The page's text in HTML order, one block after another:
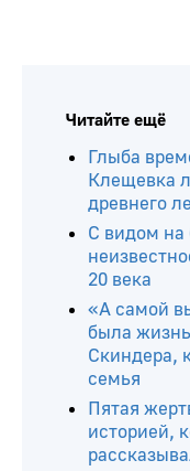
Читайте ещё
Глыба
Клещевка
древнего
С видом на
20 века
«А самой
была
Скиндера,
семья
Пятая
историей,